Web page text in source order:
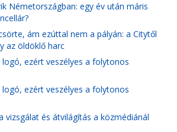
Németországban: egy év után máris
ám ezúttal nem a pályán: a Citytől
az öldöklő harc
ezért veszélyes a folytonos
ezért veszélyes a folytonos
vizsgálat és átvilágítás a közmédiánál